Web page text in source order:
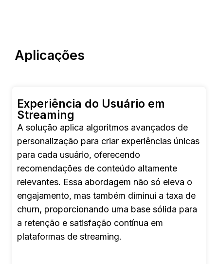
Aplicações
Experiência do Usuário em
Streaming
A solução aplica algoritmos avançados de
personalização para criar experiências únicas
para cada usuário, oferecendo
recomendações de conteúdo altamente
relevantes. Essa abordagem não só eleva o
engajamento, mas também diminui a taxa de
churn, proporcionando uma base sólida para
a retenção e satisfação contínua em
plataformas de streaming.